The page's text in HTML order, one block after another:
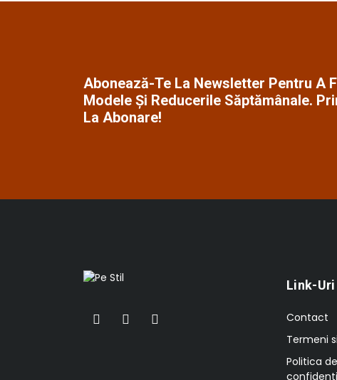
Abonează-Te La Newsletter Pentru A
Modele Și Reducerile Săptămânale.
La Abonare!
Link-
Contact
Termeni
Politica de